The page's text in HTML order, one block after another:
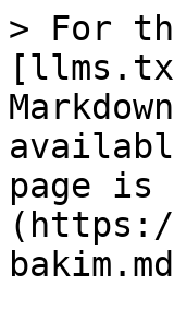
> For
page is